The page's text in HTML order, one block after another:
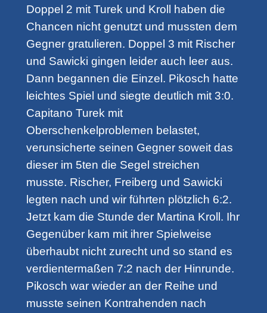
Doppel 2 mit Turek und Kroll haben die
Chancen nicht genutzt und mussten dem
Gegner gratulieren. Doppel 3 mit Rischer
und Sawicki gingen leider auch leer aus.
Dann begannen die Einzel. Pikosch hatte
leichtes Spiel und siegte deutlich mit 3:0.
Capitano Turek mit
Oberschenkelproblemen belastet,
verunsicherte seinen Gegner soweit das
dieser im 5ten die Segel streichen
musste. Rischer, Freiberg und Sawicki
legten nach und wir führten plötzlich 6:2.
Jetzt kam die Stunde der Martina Kroll. Ihr
Gegenüber kam mit ihrer Spielweise
überhaubt nicht zurecht und so stand es
verdientermaßen 7:2 nach der Hinrunde.
Pikosch war wieder an der Reihe und
musste seinen Kontrahenden nach